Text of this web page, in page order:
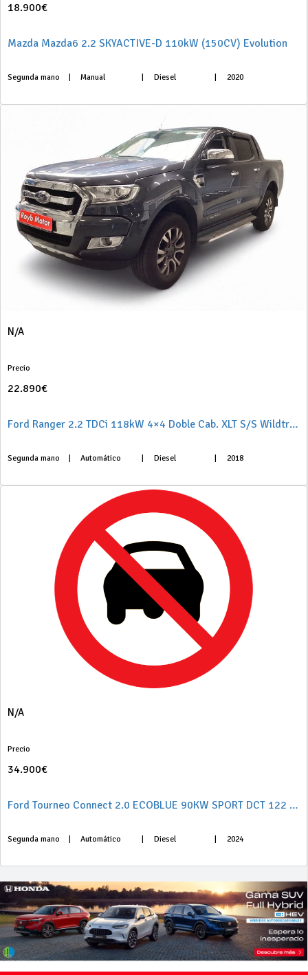
18.900€
Mazda Mazda6 2.2 SKYACTIVE-D 110kW (150CV) Evolution
Segunda mano Manual Diesel 2020
N/A
Precio
22.890€
Ford Ranger 2.2 TDCi 118kW 4×4 Doble Cab. XLT S/S Wildtrak
Segunda mano Automático Diesel 2018
N/A
Precio
34.900€
Ford Tourneo Connect 2.0 ECOBLUE 90KW SPORT DCT 122 5P
Segunda mano Automático Diesel 2024